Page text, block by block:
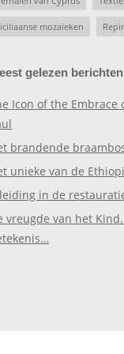
mozaïeken
gelezen berichten
Icon of the Embrace
brandende
unieke van de
in de
vreugde van het